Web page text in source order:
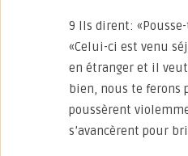
9 Ils dirent:
«Celui-ci est venu
en étranger et il
bien, nous te ferons
poussèrent
s’avancèrent pour